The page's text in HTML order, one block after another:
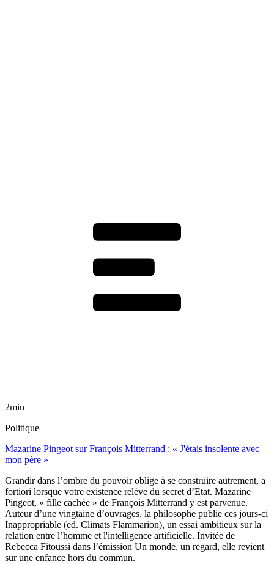
2min
Politique
Mazarine Pingeot sur François Mitterrand : « J'étais insolente avec
mon père »
Grandir dans l’ombre du pouvoir oblige à se construire autrement, a
fortiori lorsque votre existence relève du secret d’Etat. Mazarine
Pingeot, « fille cachée » de François Mitterrand y est parvenue.
Auteur d’une vingtaine d’ouvrages, la philosophe publie ces jours-ci
Inappropriable (ed. Climats Flammarion), un essai ambitieux sur la
relation entre l’homme et l'intelligence artificielle. Invitée de
Rebecca Fitoussi dans l’émission Un monde, un regard, elle revient
sur une enfance hors du commun.